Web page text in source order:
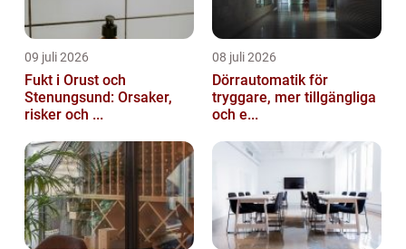
09 juli 2026
Fukt i Orust och
Stenungsund: Orsaker,
risker och ...
08 juli 2026
Dörrautomatik för
tryggare, mer tillgängliga
och e...